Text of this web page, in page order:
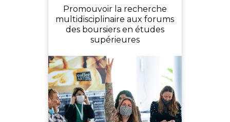
Promouvoir la recherche
multidisciplinaire aux forums
des boursiers en études
supérieures